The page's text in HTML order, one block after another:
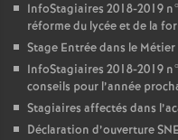
InfoStagiaires 2018-2019
réforme du lycée et de la
Stage Entrée dans le
InfoStagiaires 2018-2019
conseils pour l’année
Stagiaires affectés dans
Déclaration d’ouverture